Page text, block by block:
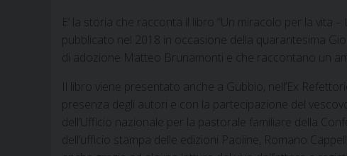
E’ la storia che racconta il libro “Un miracolo per la vita
pubblicato nel 2018 in occasione della quarantesima
di adozione Matteo Brunamonti e che raccontano un
Il libro viene presentato anche a Gubbio, nell’Ex
presenza degli autori e con la partecipazione del
dell’Ufficio nazionale per la pastorale familiare della
dell’ufficio stampa delle edizioni Paoline, Romano